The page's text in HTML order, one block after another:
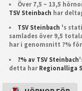
Över 7,5 ~ 13,5
TSV Steinbach har
TSV Steinbach 's
samlades över 9,5
har i genomsnitt ?%
?% av TSV Steinbach
detta har Regionalliga